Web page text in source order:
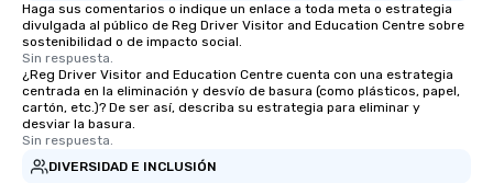
Haga sus comentarios o indique un enlace a toda meta o estrategia
divulgada al público de Reg Driver Visitor and Education Centre sobre
sostenibilidad o de impacto social.
Sin respuesta.
¿Reg Driver Visitor and Education Centre cuenta con una estrategia
centrada en la eliminación y desvío de basura (como plásticos, papel,
cartón, etc.)? De ser así, describa su estrategia para eliminar y
desviar la basura.
Sin respuesta.
DIVERSIDAD E INCLUSIÓN